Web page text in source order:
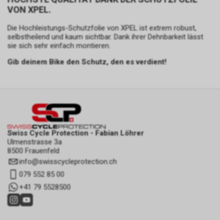
VON XPEL.
Die Hochleistungs-Schutzfolie von XPEL ist extrem robust,
selbstheilend und kaum sichtbar. Dank ihrer Dehnbarkeit lässt
sie sich sehr einfach montieren.
Gib deinem Bike den Schutz, den es verdient!
Swiss Cycle Protection - Fabian Löhrer
Ulmenstrasse 3a
8500 Frauenfeld
info@swisscycleprotection.ch
079 552 85 00
+41 79 5528500